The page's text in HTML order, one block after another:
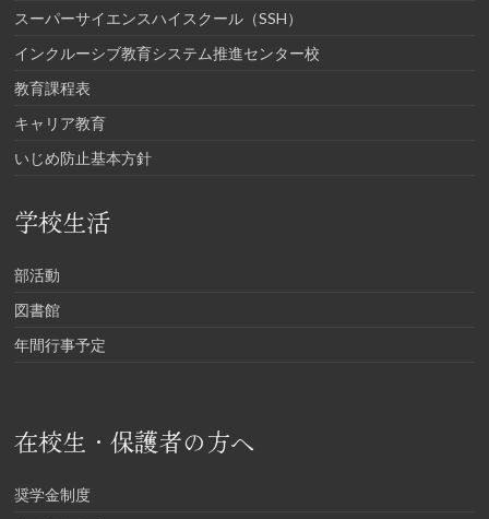
スーパーサイエンスハイスクール（SSH）
インクルーシブ教育システム推進センター校
教育課程表
キャリア教育
いじめ防止基本方針
学校生活
部活動
図書館
年間行事予定
在校生・保護者の方へ
奨学金制度